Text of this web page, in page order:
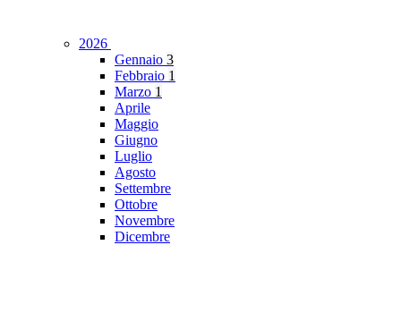
2026
Gennaio 3
Febbraio 1
Marzo 1
Aprile
Maggio
Giugno
Luglio
Agosto
Settembre
Ottobre
Novembre
Dicembre